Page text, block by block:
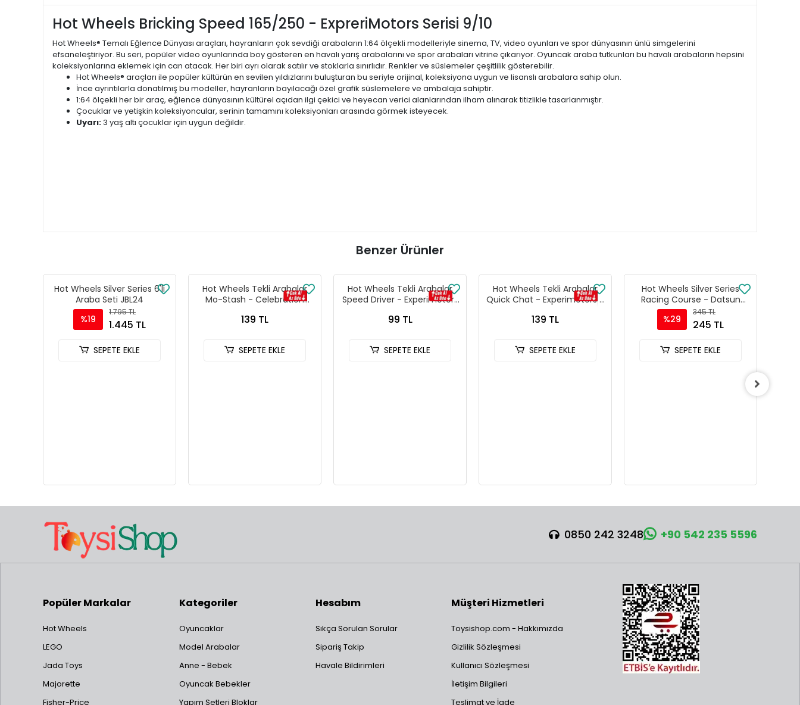
Hot Wheels Bricking Speed 165/250 - ExpreriMotors Serisi 9/10
Hot Wheels® Temalı Eğlence Dünyası araçları, hayranların çok sevdiği arabaların 1:64 ölçekli modelleriyle sinema, TV, video oyunları ve spor dünyasının ünlü simgelerini
efsaneleştiriyor. Bu seri, popüler video oyunlarında boy gösteren en havalı yarış arabalarını ve spor arabaları vitrine çıkarıyor. Oyuncak araba tutkunları bu havalı arabaların hepsini
koleksiyonlarına eklemek için can atacak. Her biri ayrı olarak satılır ve stoklarla sınırlıdır. Renkler ve süslemeler çeşitlilik gösterebilir.
Hot Wheels® araçları ile popüler kültürün en sevilen yıldızlarını buluşturan bu seriyle orijinal, koleksiyona uygun ve lisanslı arabalara sahip olun.
İnce ayrıntılarla donatılmış bu modeller, hayranların bayılacağı özel grafik süslemelere ve ambalaja sahiptir.
1:64 ölçekli her bir araç, eğlence dünyasının kültürel açıdan ilgi çekici ve heyecan verici alanlarından ilham alınarak titizlikle tasarlanmıştır.
Çocuklar ve yetişkin koleksiyoncular, serinin tamamını koleksiyonları arasında görmek isteyecek.
Uyarı:3 yaş altı çocuklar için uygun değildir.
Benzer Ürünler
Hot Wheels Silver Series 6'lı
Araba Seti JBL24
%19
1.795 TL
1.445 TL
SEPETE EKLE
Hot Wheels Tekli Arabalar
Mo-Stash - Celebration
139 TL
SEPETE EKLE
Hot Wheels Tekli Arabalar
Speed Driver - Experimotors
99 TL
SEPETE EKLE
Hot Wheels Tekli Arabalar
Quick Chat - Experimotors -
139 TL
SEPETE EKLE
Hot Wheels Silver Series
Racing Course - Datsun
240Z Custom
%29
345 TL
245 TL
SEPETE EKLE
0850 242 3248 +90 542 235 5596
Popüler Markalar
Hot Wheels
LEGO
Jada Toys
Majorette
Fisher-Price
Kategoriler
Oyuncaklar
Model Arabalar
Anne - Bebek
Oyuncak Bebekler
Yapım Setleri Bloklar
Hesabım
Sıkça Sorulan Sorular
Sipariş Takip
Havale Bildirimleri
Müşteri Hizmetleri
Toysishop.com - Hakkımızda
Gizlilik Sözleşmesi
Kullanıcı Sözleşmesi
İletişim Bilgileri
Teslimat ve İade